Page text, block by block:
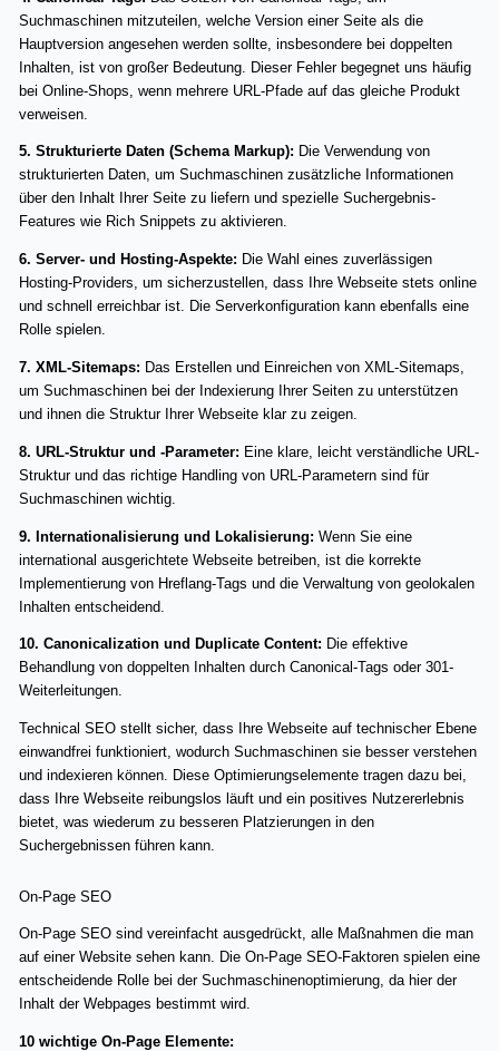
Suchmaschinen mitzuteilen, welche Version einer Seite als die
Hauptversion angesehen werden sollte, insbesondere bei doppelten
Inhalten, ist von großer Bedeutung. Dieser Fehler begegnet uns häufig
bei Online-Shops, wenn mehrere URL-Pfade auf das gleiche Produkt
verweisen.
5. Strukturierte Daten (Schema Markup): Die Verwendung von
strukturierten Daten, um Suchmaschinen zusätzliche Informationen
über den Inhalt Ihrer Seite zu liefern und spezielle Suchergebnis-
Features wie Rich Snippets zu aktivieren.
6. Server- und Hosting-Aspekte: Die Wahl eines zuverlässigen
Hosting-Providers, um sicherzustellen, dass Ihre Webseite stets online
und schnell erreichbar ist. Die Serverkonfiguration kann ebenfalls eine
Rolle spielen.
7. XML-Sitemaps: Das Erstellen und Einreichen von XML-Sitemaps,
um Suchmaschinen bei der Indexierung Ihrer Seiten zu unterstützen
und ihnen die Struktur Ihrer Webseite klar zu zeigen.
8. URL-Struktur und -Parameter: Eine klare, leicht verständliche URL-
Struktur und das richtige Handling von URL-Parametern sind für
Suchmaschinen wichtig.
9. Internationalisierung und Lokalisierung: Wenn Sie eine
international ausgerichtete Webseite betreiben, ist die korrekte
Implementierung von Hreflang-Tags und die Verwaltung von geolokalen
Inhalten entscheidend.
10. Canonicalization und Duplicate Content: Die effektive
Behandlung von doppelten Inhalten durch Canonical-Tags oder 301-
Weiterleitungen.
Technical SEO stellt sicher, dass Ihre Webseite auf technischer Ebene
einwandfrei funktioniert, wodurch Suchmaschinen sie besser verstehen
und indexieren können. Diese Optimierungselemente tragen dazu bei,
dass Ihre Webseite reibungslos läuft und ein positives Nutzererlebnis
bietet, was wiederum zu besseren Platzierungen in den
Suchergebnissen führen kann.
On-Page SEO
On-Page SEO sind vereinfacht ausgedrückt, alle Maßnahmen die man
auf einer Website sehen kann. Die On-Page SEO-Faktoren spielen eine
entscheidende Rolle bei der Suchmaschinenoptimierung, da hier der
Inhalt der Webpages bestimmt wird.
10 wichtige On-Page Elemente: